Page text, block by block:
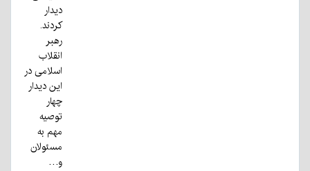
دیدار
کردند.
رهبر
انقلاب
اسلامی در
این دیدار
چهار
توصیه
مهم به
مسئولان
و…